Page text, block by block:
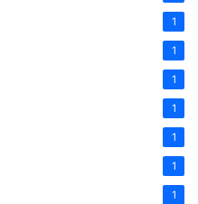
1
1
1
1
1
1
1